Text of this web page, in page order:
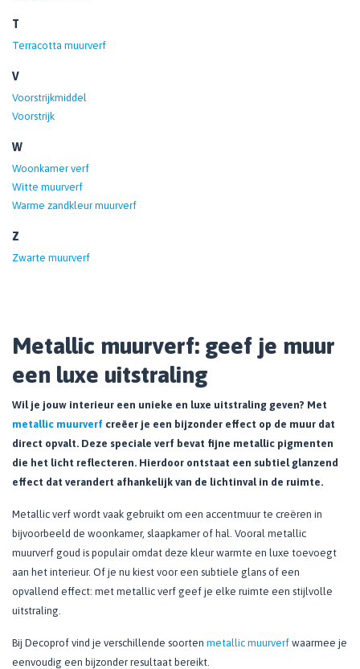
T
Terracotta muurverf
V
Voorstrijkmiddel
Voorstrijk
W
Woonkamer verf
Witte muurverf
Warme zandkleur muurverf
Z
Zwarte muurverf
Metallic muurverf: geef je muur
een luxe uitstraling
Wil je jouw interieur een unieke en luxe uitstraling geven? Met
metallic muurverf creëer je een bijzonder effect op de muur dat
direct opvalt. Deze speciale verf bevat fijne metallic pigmenten
die het licht reflecteren. Hierdoor ontstaat een subtiel glanzend
effect dat verandert afhankelijk van de lichtinval in de ruimte.
Metallic verf wordt vaak gebruikt om een accentmuur te creëren in
bijvoorbeeld de woonkamer, slaapkamer of hal. Vooral metallic
muurverf goud is populair omdat deze kleur warmte en luxe toevoegt
aan het interieur. Of je nu kiest voor een subtiele glans of een
opvallend effect: met metallic verf geef je elke ruimte een stijlvolle
uitstraling.
Bij Decoprof vind je verschillende soorten metallic muurverf waarmee je
eenvoudig een bijzonder resultaat bereikt.